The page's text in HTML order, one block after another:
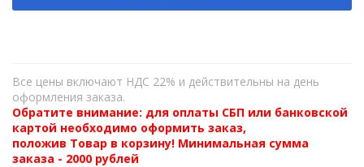
Все цены включают НДС 22% и действительны на день
оформления заказа.
Обратите внимание: для оплаты СБП или банковской
картой необходимо оформить заказ,
положив Товар в корзину! Минимальная сумма
заказа - 2000 рублей